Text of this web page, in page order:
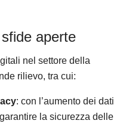
aperte
nel settore della
rilievo, tra cui:
: con l’aumento dei dati
la sicurezza delle